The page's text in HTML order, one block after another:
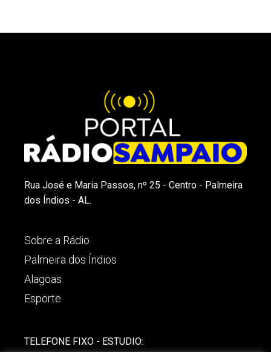
Rua José e Maria Passos, nº 25 - Centro - Palmeira
dos Índios - AL.
Sobre a Rádio
Palmeira dos Índios
Alagoas
Esporte
TELEFONE FIXO - ESTUDIO: